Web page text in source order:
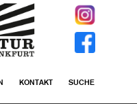
KONTAKT SUCHE